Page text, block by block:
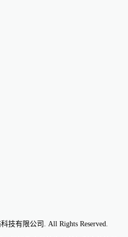
技有限公司. All Rights Reserved.